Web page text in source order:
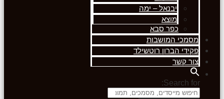
יבנאל – ימה
מוצא
כפר סבא
מסמכי המושבות
פקידי הברון רוטשילד
צור קשר
Search for: